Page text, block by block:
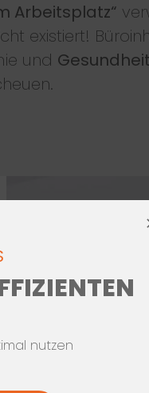
Arbeitsplatz“
existiert!
und
nutzen